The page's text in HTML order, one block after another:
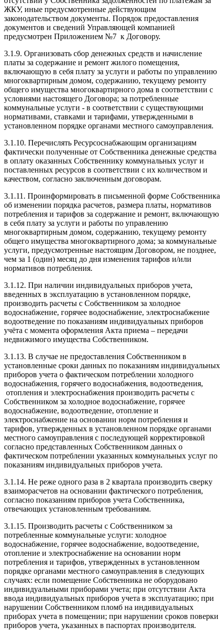
ЖКУ, иные предусмотренные действующим
законодательством документы. Порядок предоставления
документов и сведений Управляющей компанией
предусмотрен Приложением №7 к Договору.
3.1.9. Организовать сбор денежных средств и начисление
платы за содержание и ремонт жилого помещения,
включающую в себя плату за услуги и работы по управлению
многоквартирным домом, содержанию, текущему ремонту
общего имущества многоквартирного дома в соответствии с
условиями настоящего Договора; за потребленные
коммунальные услуги - в соответствии с существующими
нормативами, ставками и тарифами, утвержденными в
установленном порядке органами местного самоуправления.
3.1.10. Перечислять Ресурсоснабжающим организациям
фактически полученные от Собственника денежные средства
в оплату оказанных Собственнику коммунальных услуг и
поставленных ресурсов в соответствии с их количеством и
качеством, согласно заключенным договорам.
3.1.11. Проинформировать в письменной форме Собственника
об изменении порядка расчетов, размера платы, нормативов
потребления и тарифов за содержание и ремонт, включающую
в себя плату за услуги и работы по управлению
многоквартирным домом, содержанию, текущему ремонту
общего имущества многоквартирного дома; за коммунальные
услуги, предусмотренные настоящим Договором, не позднее,
чем за 1 (один) месяц до дня изменения тарифов и/или
нормативов потребления.
3.1.12. При наличии индивидуальных приборов учета,
введенных в эксплуатацию в установленном порядке,
производить расчеты с Собственником за холодное
водоснабжение, горячее водоснабжение, электроснабжение
водоотведение по показаниям индивидуальных приборов
учёта с момента оформления Акта приема – передачи
недвижимого имущества Собственником.
3.1.13. В случае не предоставления Собственником в
установленные сроки данных по показаниям индивидуальных
приборов учета о фактическом потреблении холодного
водоснабжения, горячего водоснабжения, водоотведения,
отопления и электроснабжения производить расчеты с
Собственником за холодное водоснабжение, горячее
водоснабжение, водоотведение, отопление и
электроснабжение на основании норм потребления и
тарифов, утвержденных в установленном порядке органами
местного самоуправления с последующей корректировкой
согласно представленных Собственником данных о
фактическом потреблении указанных коммунальных услуг по
показаниям индивидуальных приборов учета.
3.1.14. Не реже одного раза в 2 квартала производить сверку
взаиморасчетов на основании фактического потребления,
согласно показаниям приборов учета Собственника,
отвечающих установленным требованиям.
3.1.15. Производить расчеты с Собственником за
потребленные коммунальные услуги: холодное
водоснабжение, горячее водоснабжение, водоотведение,
отопление и электроснабжение на основании норм
потребления и тарифов, утвержденных в установленном
порядке органами местного самоуправления в следующих
случаях: если помещение Собственника не оборудовано
индивидуальными приборами учета; при отсутствии Акта
ввода индивидуальных приборов учета в эксплуатацию; при
нарушении Собственником пломб на индивидуальных
приборах учета в помещении; при нарушении сроков поверки
приборов учета, указанных в паспортах производителя.